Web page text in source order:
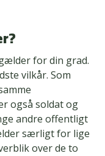
for din grad.
vilkår. Som
også soldat og
andre offentligt
særligt for lige
over de to